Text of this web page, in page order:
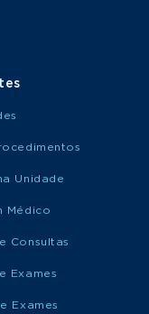
Unidade
Médico
Consultas
Exames
Exames